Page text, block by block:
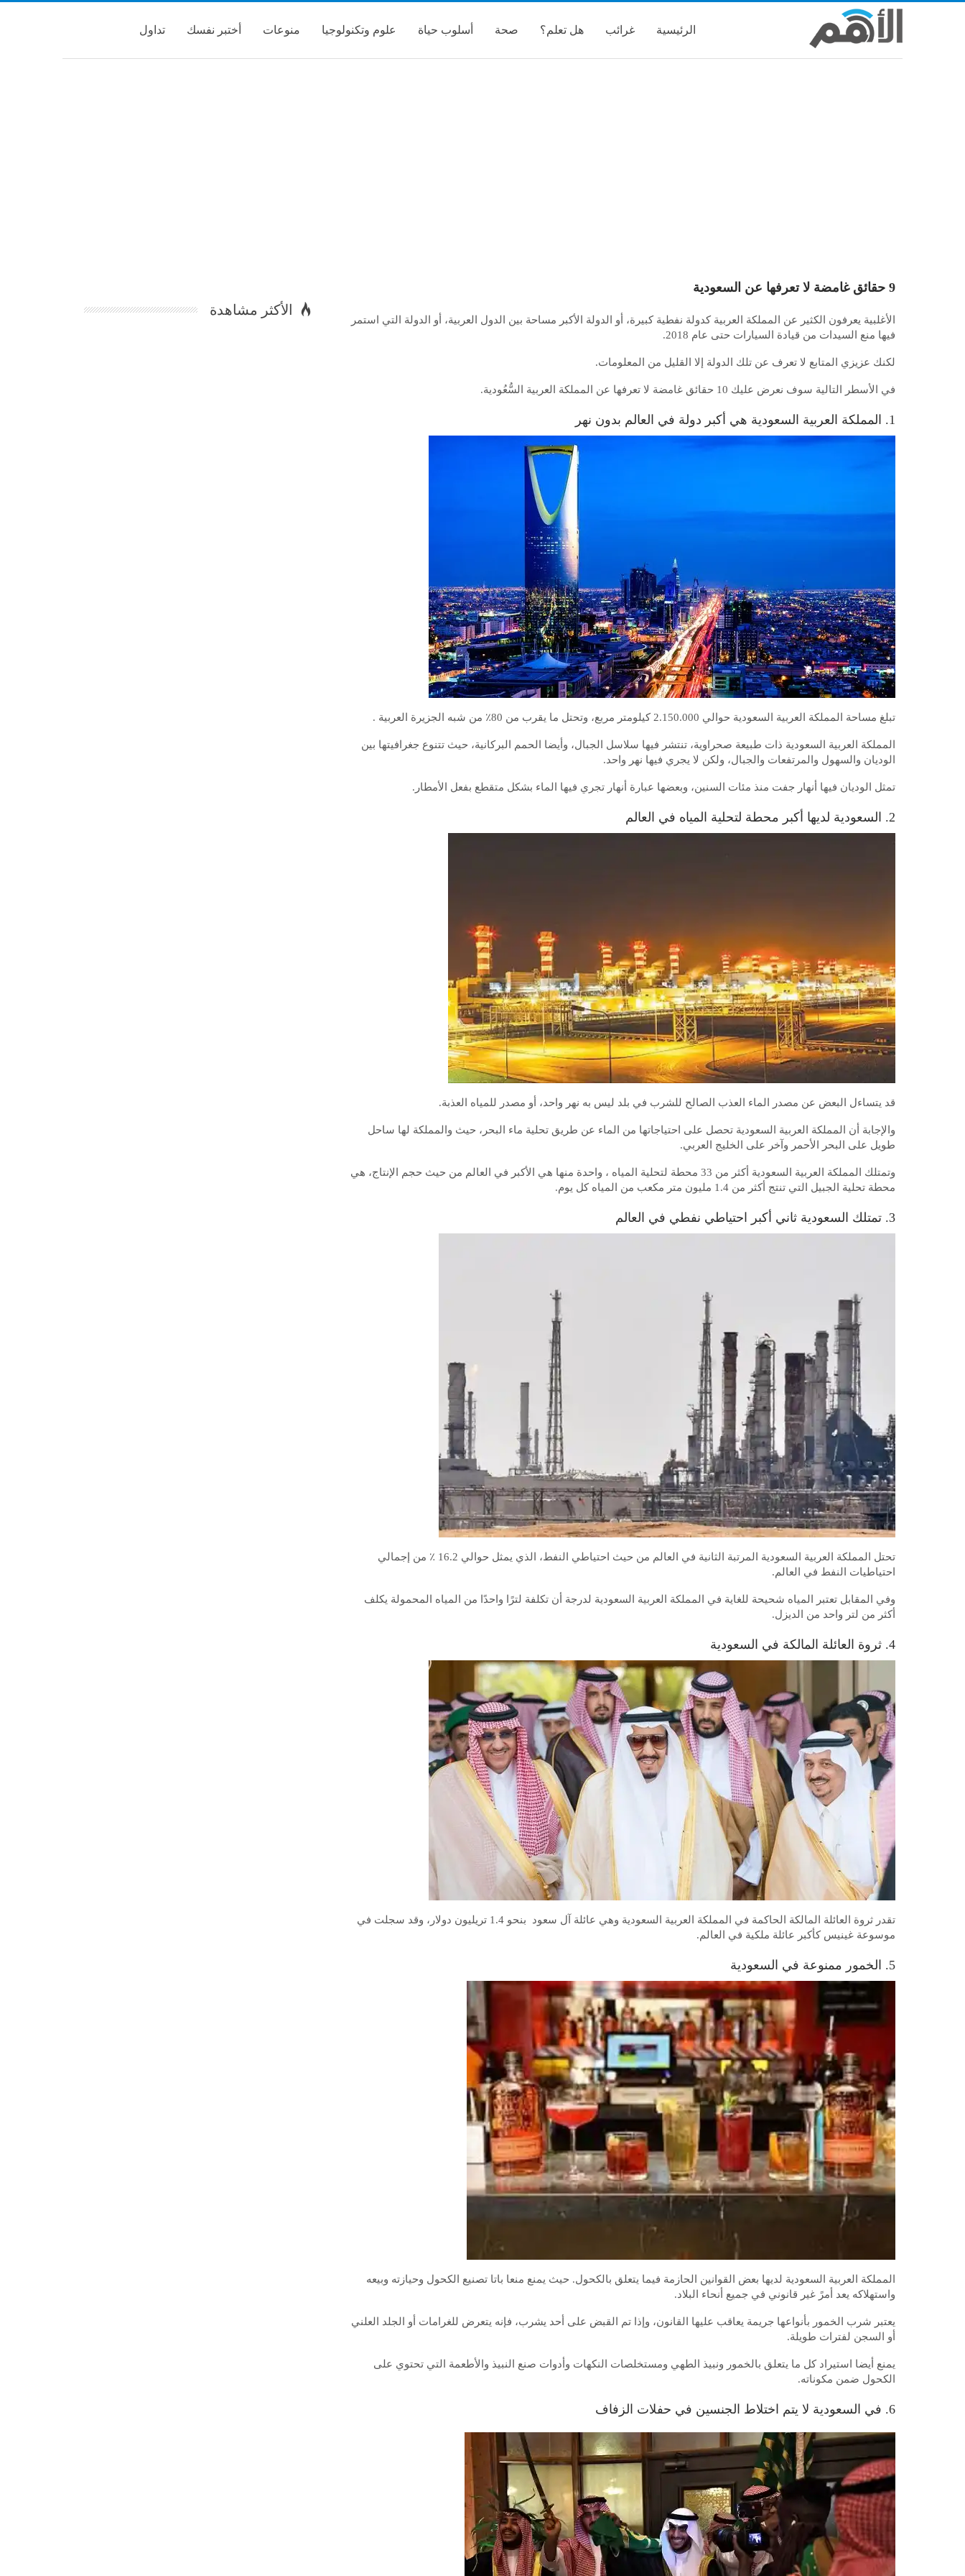
الرئيسية غرائب هل تعلم؟ صحة أسلوب حياة علوم وتكنولوجيا منوعات أختبر نفسك تداول
9 حقائق غامضة لا تعرفها عن السعودية
الأغلبية يعرفون الكثير عن المملكة العربية كدولة نفطية كبيرة، أو الدولة الأكبر مساحة بين الدول العربية، أو الدولة التي استمر
فيها منع السيدات من قيادة السيارات حتى عام 2018.
لكنك عزيزي المتابع لا تعرف عن تلك الدولة إلا القليل من المعلومات.
في الأسطر التالية سوف نعرض عليك 10 حقائق غامضة لا تعرفها عن المملكة العربية السُّعُودية.
1. المملكة العربية السعودية هي أكبر دولة في العالم بدون نهر
تبلغ مساحة المملكة العربية السعودية حوالي 2.150.000 كيلومتر مربع، وتحتل ما يقرب من 80٪ من شبه الجزيرة العربية .
المملكة العربية السعودية ذات طبيعة صحراوية، تنتشر فيها سلاسل الجبال، وأيضا الحمم البركانية، حيث تتنوع جغرافيتها بين
الوديان والسهول والمرتفعات والجبال، ولكن لا يجري فيها نهر واحد.
تمثل الوديان فيها أنهار جفت منذ مئات السنين، وبعضها عبارة أنهار تجري فيها الماء بشكل متقطع بفعل الأمطار.
2. السعودية لديها أكبر محطة لتحلية المياه في العالم
قد يتساءل البعض عن مصدر الماء العذب الصالح للشرب في بلد ليس به نهر واحد، أو مصدر للمياه العذبة.
والإجابة أن المملكة العربية السعودية تحصل على احتياجاتها من الماء عن طريق تحلية ماء البحر، حيث والمملكة لها ساحل
طويل على البحر الأحمر وآخر على الخليج العربي.
وتمتلك المملكة العربية السعودية أكثر من 33 محطة لتحلية المياه ، واحدة منها هي الأكبر في العالم من حيث حجم الإنتاج، هي
محطة تحلية الجبيل التي تنتج أكثر من 1.4 مليون متر مكعب من المياه كل يوم.
3. تمتلك السعودية ثاني أكبر احتياطي نفطي في العالم
تحتل المملكة العربية السعودية المرتبة الثانية في العالم من حيث احتياطي النفط، الذي يمثل حوالي 16.2 ٪ من إجمالي
احتياطيات النفط في العالم.
وفي المقابل تعتبر المياه شحيحة للغاية في المملكة العربية السعودية لدرجة أن تكلفة لترًا واحدًا من المياه المحمولة يكلف
أكثر من لتر واحد من الديزل.
4. ثروة العائلة المالكة في السعودية
تقدر ثروة العائلة المالكة الحاكمة في المملكة العربية السعودية وهي عائلة آل سعود بنحو 1.4 تريليون دولار، وقد سجلت في
موسوعة غينيس كأكبر عائلة ملكية في العالم.
5. الخمور ممنوعة في السعودية
المملكة العربية السعودية لديها بعض القوانين الحازمة فيما يتعلق بالكحول. حيث يمنع منعا باتا تصنيع الكحول وحيازته وبيعه
واستهلاكه يعد أمرً غير قانوني في جميع أنحاء البلاد.
يعتبر شرب الخمور بأنواعها جريمة يعاقب عليها القانون، وإذا تم القبض على أحد يشرب، فإنه يتعرض للغرامات أو الجلد العلني
أو السجن لفترات طويلة.
يمنع أيضا استيراد كل ما يتعلق بالخمور ونبيذ الطهي ومستخلصات النكهات وأدوات صنع النبيذ والأطعمة التي تحتوي على
الكحول ضمن مكوناته.
6. في السعودية لا يتم اختلاط الجنسين في حفلات الزفاف
الأكثر مشاهدة